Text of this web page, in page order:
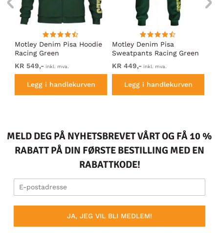
Motley Denim Pisa Hoodie
Racing Green
KR 549,- inkl. mva.
Legg i handlekurven
Motley Denim Pisa
Sweatpants Racing Green
KR 449,- inkl. mva.
Legg i handlekurven
MELD DEG PÅ NYHETSBREVET VÅRT OG FÅ 10 %
RABATT PÅ DIN FØRSTE BESTILLING MED EN
RABATTKODE!
JA, JEG VIL BLI MEDLEM!